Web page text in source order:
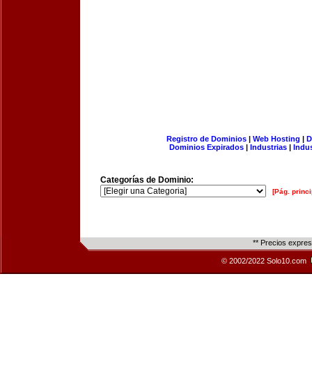
Registro de Dominios| Web Hosting |
Dominios Expirados | Industrias |
Categorías de Dominio:
[Pág.
** Precios
© 2002/2022 Solo10.com